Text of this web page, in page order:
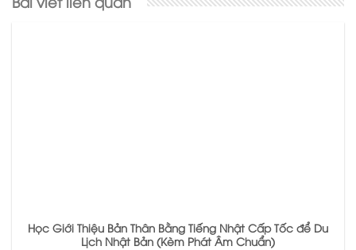
Học Giới Thiệu Bản Thân Bằng Tiếng Nhật Cấp Tốc để Du
Lịch Nhật Bản (Kèm Phát Âm Chuẩn)